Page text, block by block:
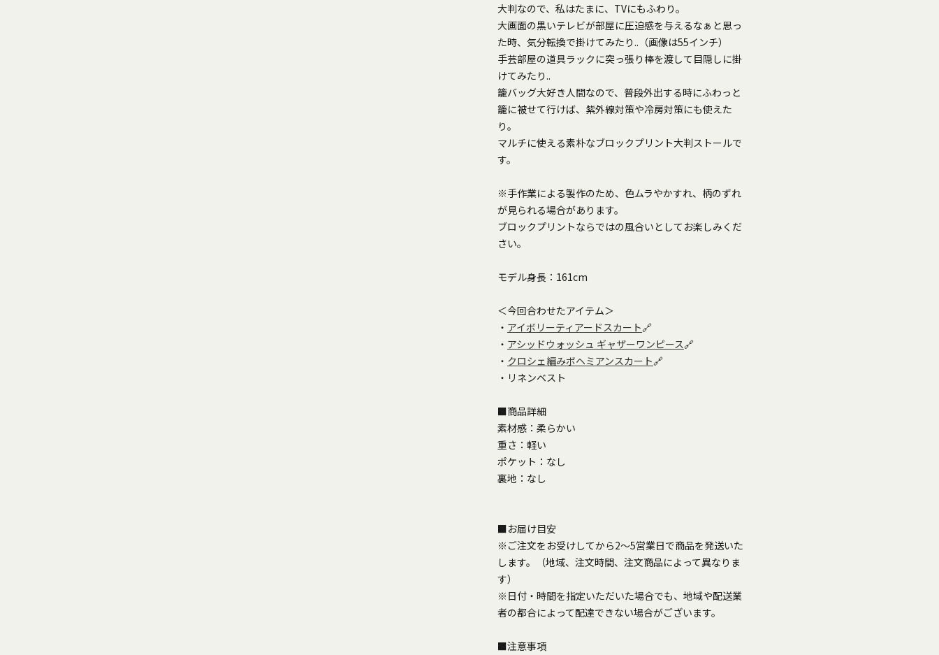
大判なので、私はたまに、TVにもふわり。
大画面の黒いテレビが部屋に圧迫感を与えるなぁと思っ
た時、気分転換で掛けてみたり..（画像は55インチ）
手芸部屋の道具ラックに突っ張り棒を渡して目隠しに掛
けてみたり..
籠バッグ大好き人間なので、普段外出する時にふわっと
籠に被せて行けば、紫外線対策や冷房対策にも使えた
り。
マルチに使える素朴なブロックプリント大判ストールで
す。
※手作業による製作のため、色ムラやかすれ、柄のずれ
が見られる場合があります。
ブロックプリントならではの風合いとしてお楽しみくだ
さい。
モデル身長：161cm
＜今回合わせたアイテム＞
・ アイボリーティアードスカート🔗
・ アシッドウォッシュ ギャザーワンピース🔗
・ クロシェ編みボヘミアンスカート🔗
・リネンベスト
■商品詳細
素材感：柔らかい
重さ：軽い
ポケット：なし
裏地：なし
■お届け目安
※ご注文をお受けしてから2～5営業日で商品を発送いた
します。（地域、注文時間、注文商品によって異なりま
す）
※日付・時間を指定いただいた場合でも、地域や配送業
者の都合によって配達できない場合がございます。
■注意事項